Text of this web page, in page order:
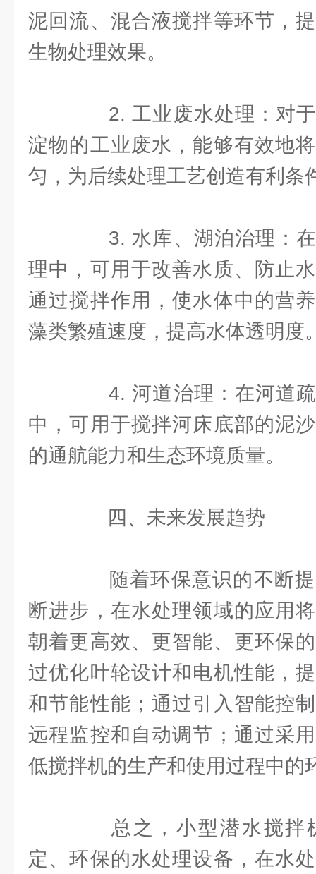
泥回流、混合液搅拌等环节，
生物处理效果。
2. 工业废水处理：对于
淀物的工业废水，能够有效地
匀，为后续处理工艺创造有利条
3. 水库、湖泊治理：在
理中，可用于改善水质、防止
通过搅拌作用，使水体中的营
藻类繁殖速度，提高水体透明度
4. 河道治理：在河道疏
中，可用于搅拌河床底部的泥
的通航能力和生态环境质量。
四、未来发展趋势
随着环保意识的不断提
断进步，在水处理领域的应用
朝着更高效、更智能、更环保
过优化叶轮设计和电机性能，
和节能性能；通过引入智能控
远程监控和自动调节；通过采
低搅拌机的生产和使用过程中的
总之，小型潜水搅拌
定、环保的水处理设备，在水